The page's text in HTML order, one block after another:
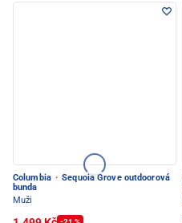
Columbia · Sequoia Grove outdoorová
bunda
Muži